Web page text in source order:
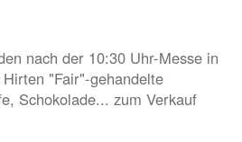
nach der 10:30 Uhr-Messe in
"Fair"-gehandelte
Schokolade... zum Verkauf